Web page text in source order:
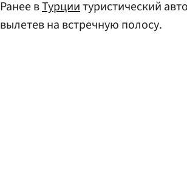
Ранее вТурциитуристический
вылетев на встречную полосу.